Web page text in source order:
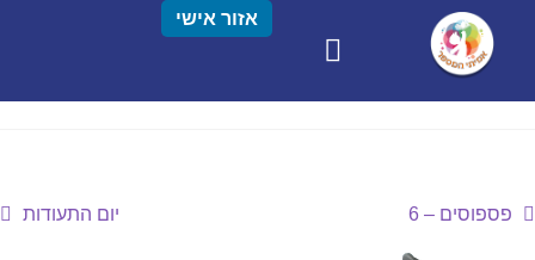
אזור אישי
פספוסים – 6 יום התעודות